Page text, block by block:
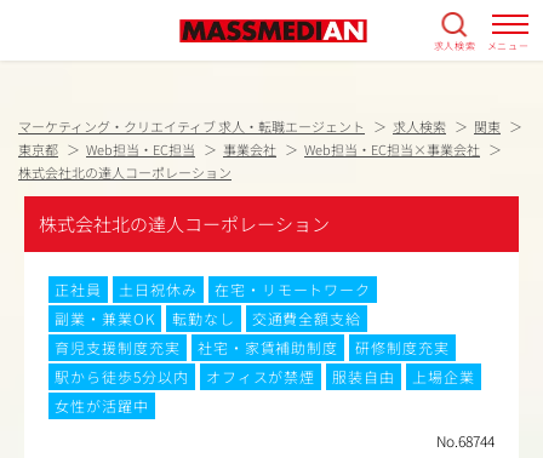
求人検索 メニュー
マーケティング・クリエイティブ 求人・転職エージェント 求人検索
関東
東京都
Web担当・EC担当 事業会社
Web担当・EC担当×事業会社
株式会社北の達人コーポレーション
株式会社北の達人コーポレーション
正社員 土日祝休み
在宅・リモートワーク
副業・兼業OK
転勤なし
交通費全額支給
育児支援制度充実
社宅・家賃補助制度
研修制度充実
駅から徒歩5分以内
オフィスが禁煙 服装自由
上場企業
女性が活躍中
No.68744